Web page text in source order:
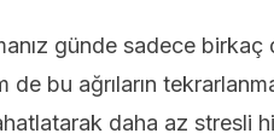
günde sadece birkaç
de bu ağrıların
daha az stresli